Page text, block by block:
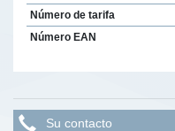
Número de tarifa
Número EAN
Su contacto